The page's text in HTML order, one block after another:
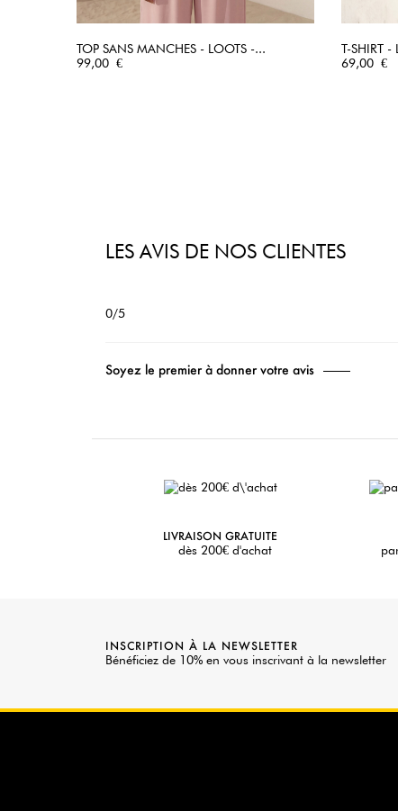
TOP SANS MANCHES - LOOTS -...
Prix
99,00 €
T-SHIRT -
Prix
69,00 €
LES AVIS DE NOS CLIENTES
0/5
Soyez le premier à donner votre avis
LIVRAISON GRATUITE
dès 200€ d'achat
INSCRIPTION À LA NEWSLETTER
Bénéficiez de 10% en vous inscrivant à la newsletter